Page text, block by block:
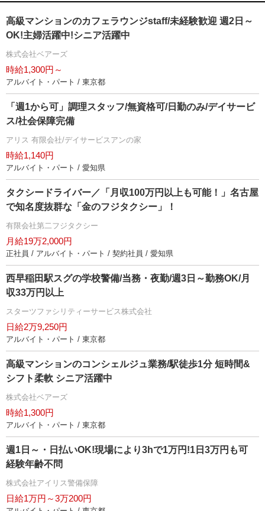
高級マンションのカフェラウンジstaff/未経験歓迎 週2日～
OK!主婦活躍中!シニア活躍中
株式会社ベアーズ
時給1,300円～
アルバイト・パート / 東京都
「週1から可」調理スタッフ/無資格可/日勤のみ/デイサービ
ス/社会保障完備
アリス 有限会社/デイサービスアンの家
時給1,140円
アルバイト・パート / 愛知県
タクシードライバー／「月収100万円以上も可能！」名古屋
で知名度抜群な「金のフジタクシー」！
有限会社第二フジタクシー
月給19万2,000円
正社員 / アルバイト・パート / 契約社員 / 愛知県
西早稲田駅スグの学校警備/当務・夜勤/週3日～勤務OK/月
収33万円以上
スターツファシリティーサービス株式会社
日給2万9,250円
アルバイト・パート / 東京都
高級マンションのコンシェルジュ業務/駅徒歩1分 短時間&
シフト柔軟 シニア活躍中
株式会社ベアーズ
時給1,300円
アルバイト・パート / 東京都
週1日～・日払いOK!現場により3hで1万円!1日3万円も可
経験年齢不問
株式会社アイリス警備保障
日給1万円～3万200円